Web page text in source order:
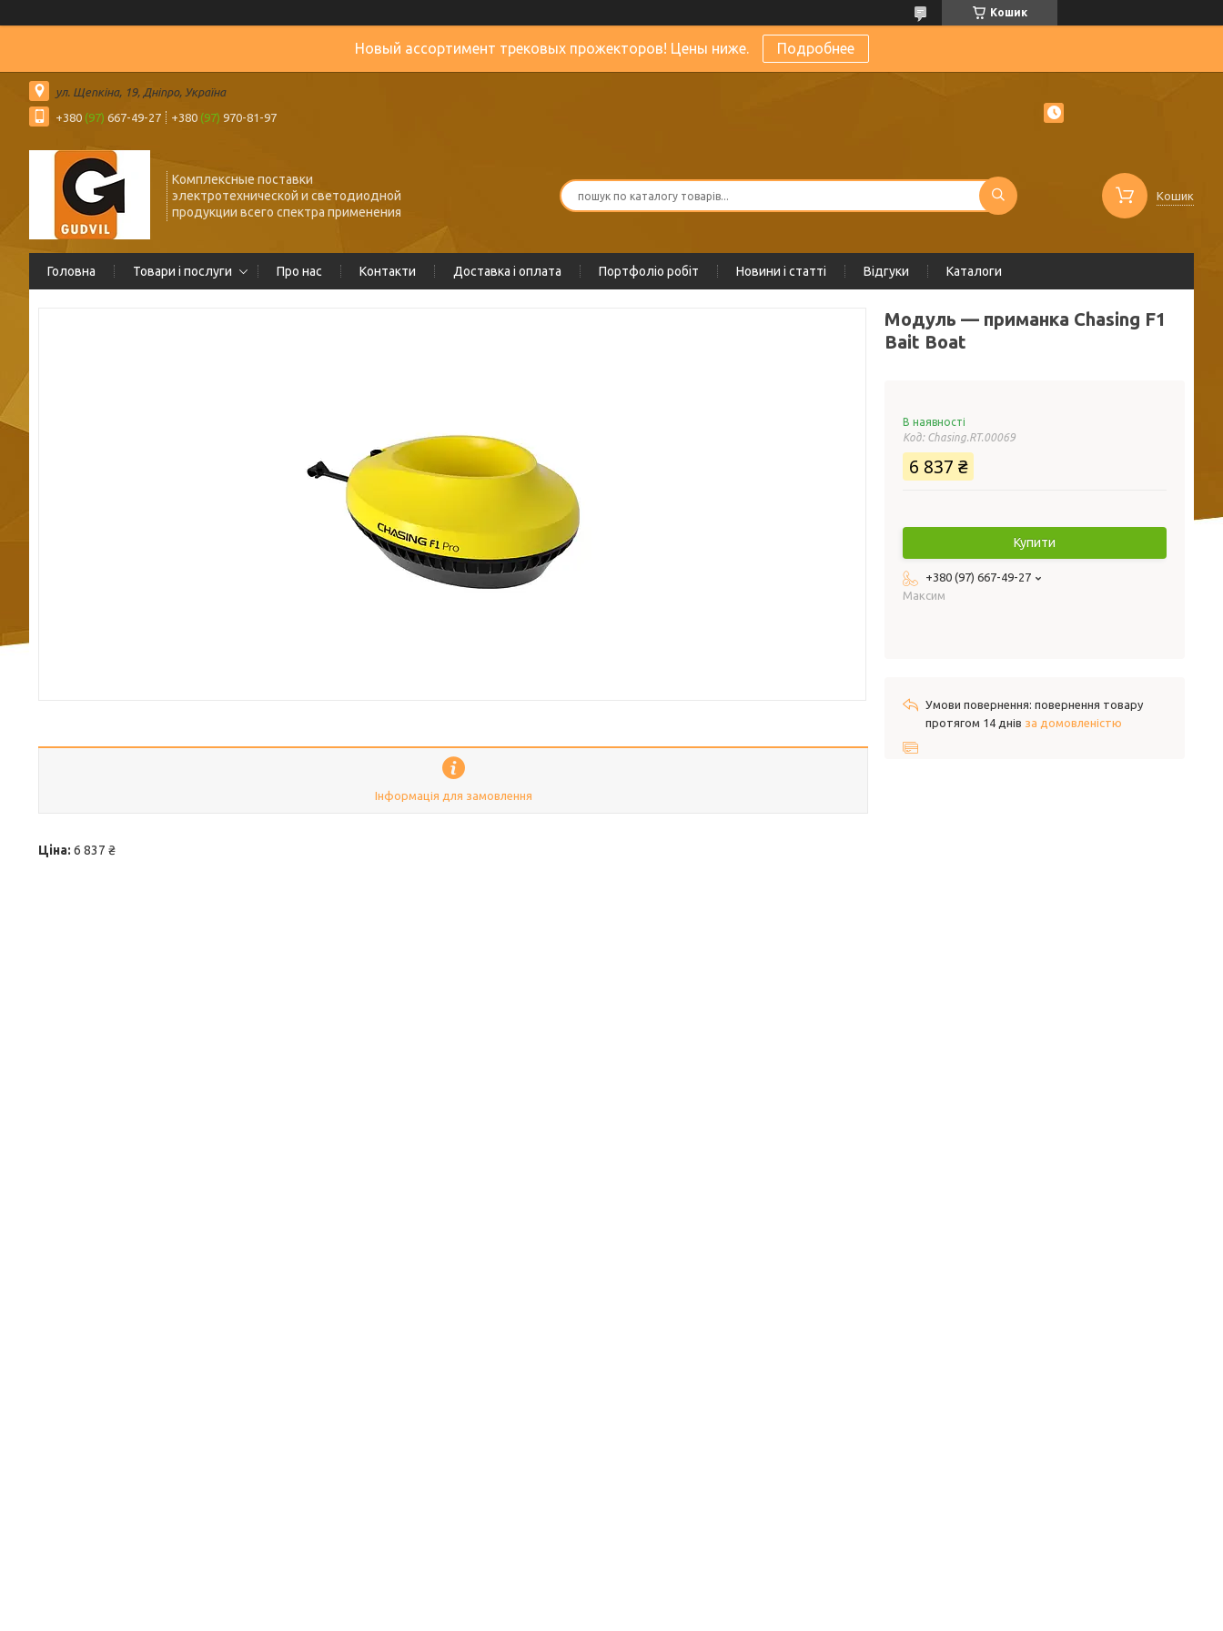
Кошик
Новый ассортимент трековых прожекторов! Цены ниже. Подробнее
ул. Щепкіна, 19, Дніпро, Україна
+380 (97) 667-49-27 +380 (97) 970-81-97
Комплексные поставки
электротехнической и светодиодной
продукции всего спектра применения
Кошик
Головна Товари і послуги Про нас Контакти Доставка і оплата Портфоліо робіт Новини і статті Відгуки Каталоги
Інформація для замовлення
Ціна: 6 837 ₴
Модуль — приманка Chasing F1
Bait Boat
В наявності
Код: Chasing.RT.00069
6 837 ₴
Купити
+380 (97) 667-49-27
Максим
повернення товару
протягом 14 днів за домовленістю